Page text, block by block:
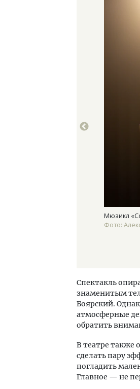
Мюзикл
Фото:
Спектакль
знаменитым
Боярский.
атмосферные
обратить
В театре также
сделать пару
погладить
Главное — не